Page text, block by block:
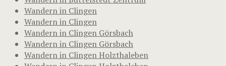
Wandern in Clingen
Wandern in Clingen
Wandern in Clingen Görsbach
Wandern in Clingen Görsbach
Wandern in Clingen Holzthaleben